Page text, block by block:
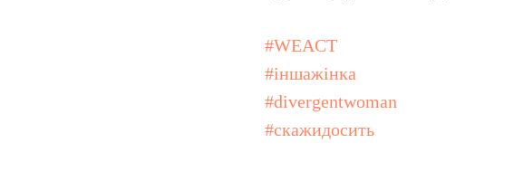
#WEACT
#іншажінка
#divergentwoman
#скажидосить